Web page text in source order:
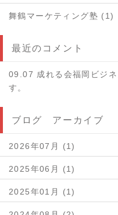
舞鶴マーケティング塾 (1)
最近のコメント
09.07 成れる会福岡ビジ
す。
ブログ アーカイブ
2026年07月 (1)
2025年06月 (1)
2025年01月 (1)